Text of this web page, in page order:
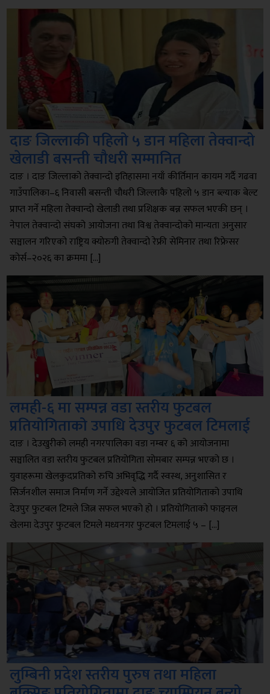
दाङ जिल्लाकी पहिलो ५ डान महिला तेक्वान्दो
खेलाडी बसन्ती चौधरी सम्मानित
दाङ । ‎दाङ जिल्लाको तेक्वान्दो इतिहासमा नयाँ कीर्तिमान कायम गर्दै गढवा
गाउँपालिका–६ निवासी बसन्ती चौधरी जिल्लाकै पहिलो ५ डान ब्ल्याक बेल्ट
प्राप्त गर्ने महिला तेक्वान्दो खेलाडी तथा प्रशिक्षक बन्न सफल भएकी छन् । ‎
‎‎नेपाल तेक्वान्दो संघको आयोजना तथा विश्व तेक्वान्दोको मान्यता अनुसार
सञ्चालन गरिएको राष्ट्रिय क्योरुगी तेक्वान्दो रेफ्री सेमिनार तथा रिफ्रेसर
कोर्स–२०२६ का क्रममा […]
लमही-६ मा सम्पन्न वडा स्तरीय फुटबल
प्रतियोगिताको उपाधि देउपुर फुटबल टिमलाई
दाङ । देउखुरीको लमही नगरपालिका वडा नम्बर ६ को आयोजनामा
सञ्चालित वडा स्तरीय फुटबल प्रतियोगिता सोमबार सम्पन्न भएको छ ।
युवाहरूमा खेलकुदप्रतिको रुचि अभिवृद्धि गर्दै स्वस्थ, अनुशासित र
सिर्जनशील समाज निर्माण गर्ने उद्देश्यले आयोजित प्रतियोगिताको उपाधि
देउपुर फुटबल टिमले जित्न सफल भएको हो । प्रतियोगिताको फाइनल
खेलमा देउपुर फुटबल टिमले मध्यनगर फुटबल टिमलाई ५ – […]
लुम्बिनी प्रदेश स्तरीय पुरुष तथा महिला